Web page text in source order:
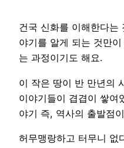
건국 신화를 이해한다는
야기를 알게 되는 것만
는 과정이기도 해요.
이 작은 땅이 반 만년의
이야기들이 겹겹이 쌓여
야기 즉, 역사의 출발점
허무맹랑하고 터무니 없